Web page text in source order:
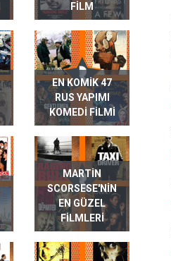
FILM
EN KOMIK 47
RUS YAPIMI
KOMEDI FILMI
MARTIN
SCORSESE'NIN
EN GÜZEL
FILMLERI